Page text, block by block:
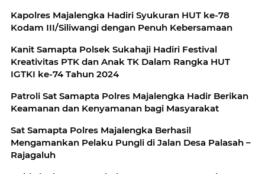
Kapolres Majalengka Hadiri Syukuran HUT ke-78
Kodam III/Siliwangi dengan Penuh Kebersamaan
Kanit Samapta Polsek Sukahaji Hadiri Festival
Kreativitas PTK dan Anak TK Dalam Rangka HUT
IGTKI ke-74 Tahun 2024
Patroli Sat Samapta Polres Majalengka Hadir Berikan
Keamanan dan Kenyamanan bagi Masyarakat
Sat Samapta Polres Majalengka Berhasil
Mengamankan Pelaku Pungli di Jalan Desa Palasah –
Rajagaluh